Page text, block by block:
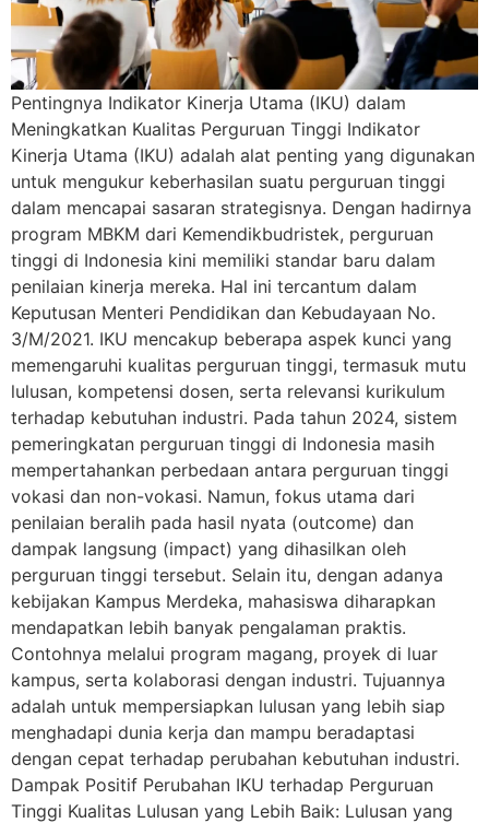
Pentingnya Indikator Kinerja Utama (IKU) dalam
Meningkatkan Kualitas Perguruan Tinggi Indikator
Kinerja Utama (IKU) adalah alat penting yang digunakan
untuk mengukur keberhasilan suatu perguruan tinggi
dalam mencapai sasaran strategisnya. Dengan hadirnya
program MBKM dari Kemendikbudristek, perguruan
tinggi di Indonesia kini memiliki standar baru dalam
penilaian kinerja mereka. Hal ini tercantum dalam
Keputusan Menteri Pendidikan dan Kebudayaan No.
3/M/2021. IKU mencakup beberapa aspek kunci yang
memengaruhi kualitas perguruan tinggi, termasuk mutu
lulusan, kompetensi dosen, serta relevansi kurikulum
terhadap kebutuhan industri. Pada tahun 2024, sistem
pemeringkatan perguruan tinggi di Indonesia masih
mempertahankan perbedaan antara perguruan tinggi
vokasi dan non-vokasi. Namun, fokus utama dari
penilaian beralih pada hasil nyata (outcome) dan
dampak langsung (impact) yang dihasilkan oleh
perguruan tinggi tersebut. Selain itu, dengan adanya
kebijakan Kampus Merdeka, mahasiswa diharapkan
mendapatkan lebih banyak pengalaman praktis.
Contohnya melalui program magang, proyek di luar
kampus, serta kolaborasi dengan industri. Tujuannya
adalah untuk mempersiapkan lulusan yang lebih siap
menghadapi dunia kerja dan mampu beradaptasi
dengan cepat terhadap perubahan kebutuhan industri.
Dampak Positif Perubahan IKU terhadap Perguruan
Tinggi Kualitas Lulusan yang Lebih Baik: Lulusan yang